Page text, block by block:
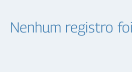
Nenhum registro foi